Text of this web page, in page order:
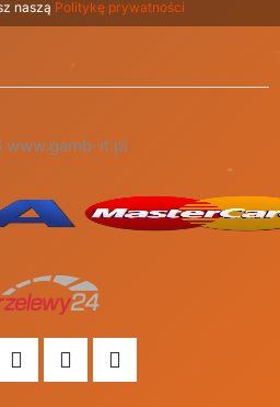
naszą Politykę prywatności
it.pl